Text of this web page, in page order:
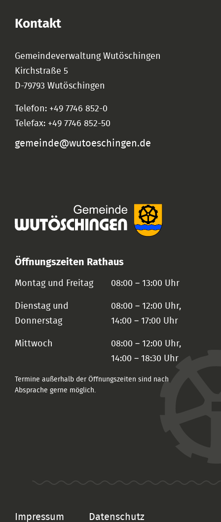
Kontakt
Gemeindeverwaltung Wutöschingen
Kirchstraße 5
D-79793 Wutöschingen
Telefon: +49 7746 852-0
Telefax: +49 7746 852-50
gemeinde@wutoeschingen.de
Öffnungszeiten Rathaus
Montag und Freitag 08:00 – 13:00 Uhr
Dienstag und
Donnerstag
08:00 – 12:00 Uhr,
14:00 – 17:00 Uhr
Mittwoch
08:00 – 12:00 Uhr,
14:00 – 18:30 Uhr
Termine außerhalb der Öffnungszeiten sind nach
Absprache gerne möglich.
Impressum Datenschutz